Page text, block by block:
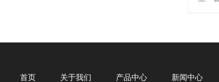
首页 关于我们 产品中心 新闻中心